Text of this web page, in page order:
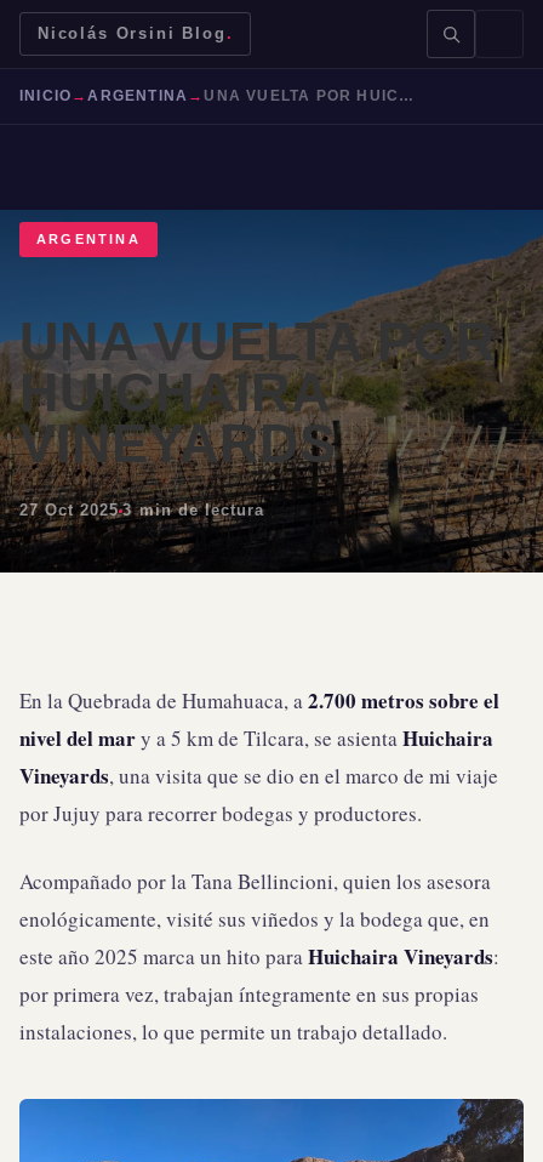
Nicolás Orsini Blog .
BUSCAR →
Mendoza Malbec Bodegas Jujuy
INICIO →ARGENTINA → UNA VUELTA POR HUICHAIRA VINEYARDS
ARGENTINA
UNA VUELTA POR
HUICHAIRA
VINEYARDS
27 Oct 2025 3 min de lectura
En la Quebrada de Humahuaca, a 2.700 metros sobre el
nivel del mary a 5 km de Tilcara, se asienta Huichaira
Vineyards, una visita que se dio en el marco de mi viaje
por Jujuy para recorrer bodegas y productores.
Acompañado por la Tana Bellincioni, quien los asesora
enológicamente, visité sus viñedos y la bodega que, en
este año 2025 marca un hito paraHuichaira Vineyards:
por primera vez, trabajan íntegramente en sus propias
instalaciones, lo que permite un trabajo detallado.